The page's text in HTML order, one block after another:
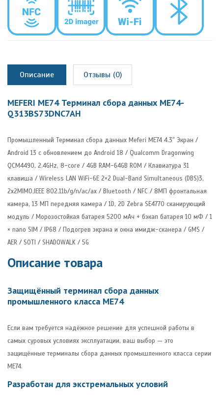
Описание Отзывы (0)
MEFERI ME74 Терминал сбора данных ME74-
Q313BS73DNC7AH
Промышленный Терминал сбора данных Meferi ME74 4.3″ Экран /
Android 13 с обновлением до Android 18 / Qualcomm Dragonwing
QCM4490, 2.4GHz, 8-core / 4GB RAM-64GB ROM / Клавиатура 31
клавиша / Wireless LAN WiFi-6E 2×2 Dual-Band Simultaneous (DBS)3,
2x2MIMO,IEEE 802.11b/g/n/ac/ax / Bluetooth / NFC / 8МП фронтальная
камера, 13 МП передняя камера / 1D, 2D Zebra SE4770 сканирующий
модуль / Морозостойкая батарея 5200 мАч + бэкап батарея 10 мФ / 1
× nano SIM / IP68 / Подогрев экрана и окна имидж-сканера / GMS /
AER / SOTI / SHADOWALK / 5G
Описание товара
Защищённый терминал сбора данных
промышленного класса ME74
Если вам требуется надёжное решение для успешной работы в
самых суровых условиях эксплуатации, ваш выбор — это
защищённые терминалы сбора данных промышленного класса серии
ME74.
Разработан для экстремальных условий